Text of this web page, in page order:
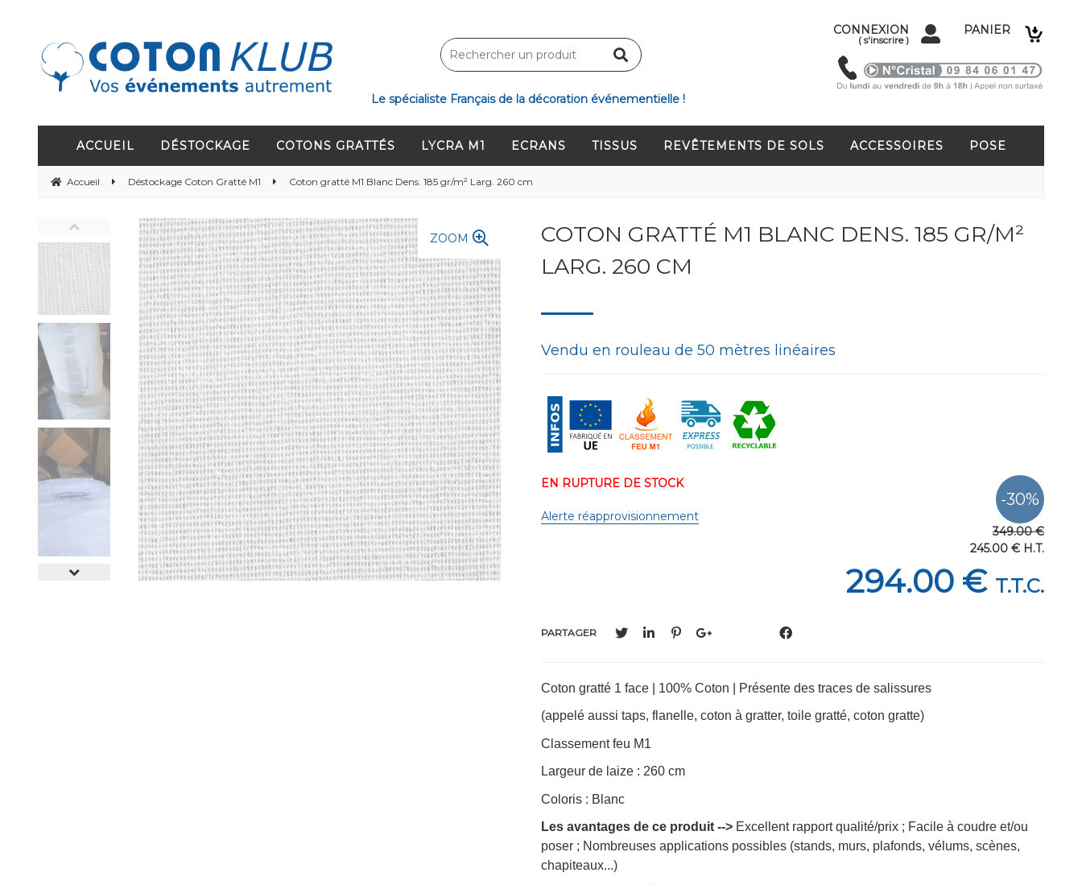
Le spécialiste Français de la décoration événementielle !
CONNEXION
( s'inscrire )
PANIER
ACCUEIL DÉSTOCKAGE COTONS GRATTÉS LYCRA M1 ECRANS TISSUS REVÊTEMENTS DE SOLS ACCESSOIRES POSE
Accueil Déstockage Coton Gratté M1 Coton gratté M1 Blanc Dens. 185 gr/m² Larg. 260 cm
ZOOM
COTON GRATTÉ M1 BLANC DENS. 185 GR/M²
LARG. 260 CM
Vendu en rouleau de 50 mètres linéaires
349.00 €
245.00 € H.T.
294.00 € T.T.C.
EN RUPTURE DE STOCK
Alerte réapprovisionnement
PARTAGER
Coton gratté 1 face | 100% Coton | Présente des traces de salissures
(appelé aussi taps, flanelle, coton à gratter, toile gratté, coton gratte)
Classement feu M1
Largeur de laize : 260 cm
Coloris : Blanc
Les avantages de ce produit --> Excellent rapport qualité/prix ; Facile à coudre et/ou
poser ; Nombreuses applications possibles (stands, murs, plafonds, vélums, scènes,
chapiteaux...)